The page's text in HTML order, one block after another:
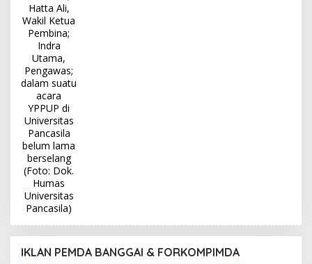
IKLAN PEMDA BANGGAI & FORKOMPIMDA